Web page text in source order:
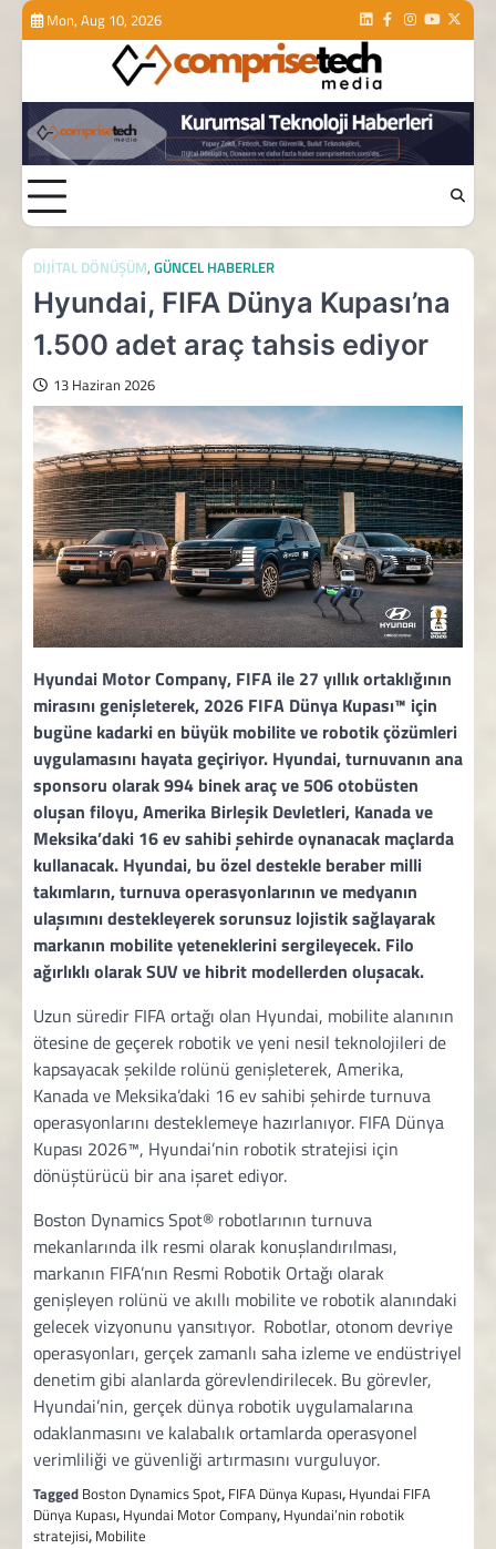
Skip
Mon, Aug 10, 2026 Linkedin
Facebook
Instagram
Youtube
DIJITAL DÖNÜŞÜM, GÜNCEL HABERLER
Hyundai, FIFA Dünya Kupası’na
1.500 adet araç tahsis ediyor
13 Haziran 2026
Hyundai Motor Company, FIFA ile 27 yıllık ortaklığının
mirasını genişleterek, 2026 FIFA Dünya Kupası™ için
bugüne kadarki en büyük mobilite ve robotik çözümleri
uygulamasını hayata geçiriyor. Hyundai, turnuvanın ana
sponsoru olarak 994 binek araç ve 506 otobüsten
oluşan filoyu, Amerika Birleşik Devletleri, Kanada ve
Meksika’daki 16 ev sahibi şehirde oynanacak maçlarda
kullanacak. Hyundai, bu özel destekle beraber milli
takımların, turnuva operasyonlarının ve medyanın
ulaşımını destekleyerek sorunsuz lojistik sağlayarak
markanın mobilite yeteneklerini sergileyecek. Filo
ağırlıklı olarak SUV ve hibrit modellerden oluşacak.
Uzun süredir FIFA ortağı olan Hyundai, mobilite alanının
ötesine de geçerek robotik ve yeni nesil teknolojileri de
kapsayacak şekilde rolünü genişleterek, Amerika,
Kanada ve Meksika’daki 16 ev sahibi şehirde turnuva
operasyonlarını desteklemeye hazırlanıyor. FIFA Dünya
Kupası 2026™, Hyundai’nin robotik stratejisi için
dönüştürücü bir ana işaret ediyor.
Boston Dynamics Spot® robotlarının turnuva
mekanlarında ilk resmi olarak konuşlandırılması,
markanın FIFA’nın Resmi Robotik Ortağı olarak
genişleyen rolünü ve akıllı mobilite ve robotik alanındaki
gelecek vizyonunu yansıtıyor. Robotlar, otonom devriye
operasyonları, gerçek zamanlı saha izleme ve endüstriyel
denetim gibi alanlarda görevlendirilecek. Bu görevler,
Hyundai’nin, gerçek dünya robotik uygulamalarına
odaklanmasını ve kalabalık ortamlarda operasyonel
verimliliği ve güvenliği artırmasını vurguluyor.
Tagged Boston Dynamics Spot, FIFA Dünya Kupası, Hyundai FIFA
Dünya Kupası, Hyundai Motor Company, Hyundai’nin robotik
stratejisi, Mobilite